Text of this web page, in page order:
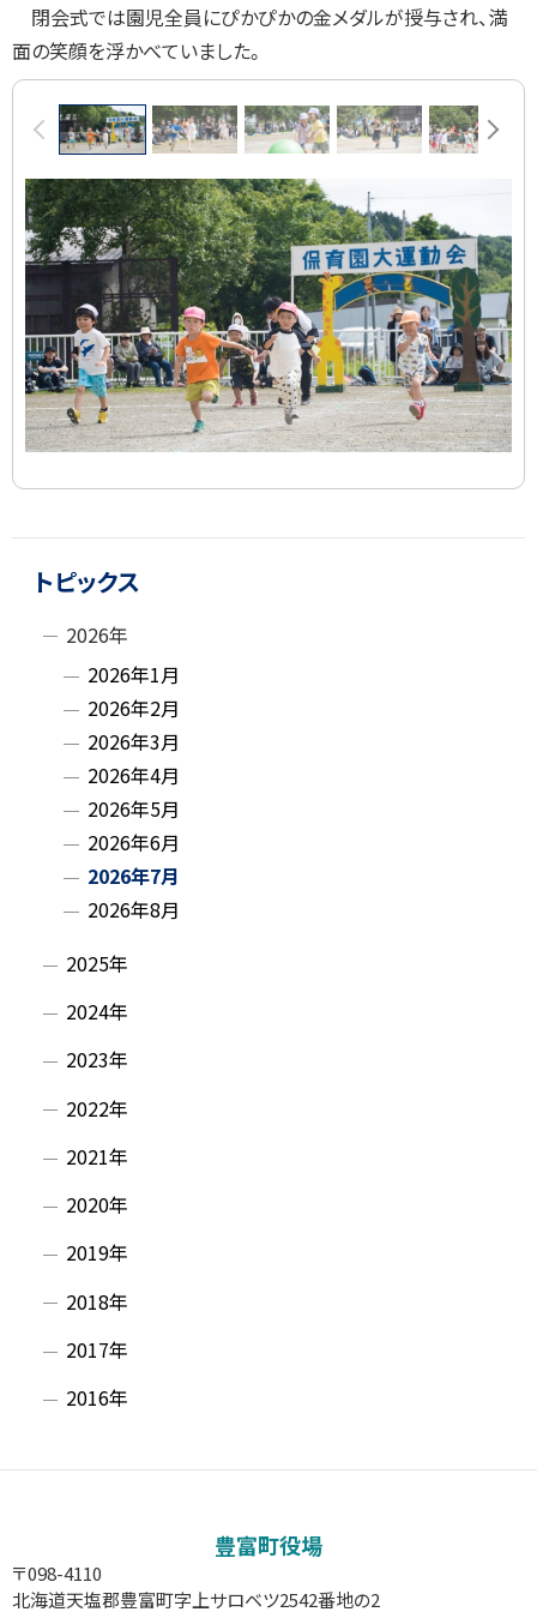
閉会式では園児全員にぴかぴかの金メダルが授与され、満
面の笑顔を浮かべていました。
画
ラ
イ
ド
集
前へ
ト
トピックス
2026年
2026年1月
2026年2月
2026年3月
2026年4月
2026年5月
2026年6月
2026年7月
2026年8月
2025年
2024年
2023年
2022年
2021年
2020年
2019年
2018年
2017年
2016年
豊富町役場
〒098-4110
北海道天塩郡豊富町字上サロベツ2542番地の2